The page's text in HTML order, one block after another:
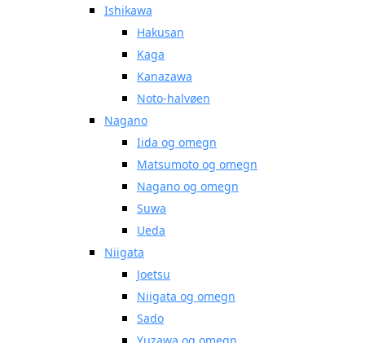
Ishikawa
Hakusan
Kaga
Kanazawa
Noto-halvøen
Nagano
Iida og omegn
Matsumoto og omegn
Nagano og omegn
Suwa
Ueda
Niigata
Joetsu
Niigata og omegn
Sado